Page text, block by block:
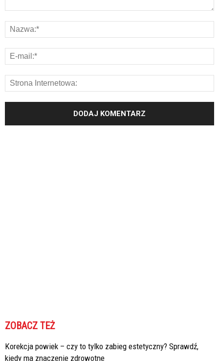
ZOBACZ TEŻ
Korekcja powiek – czy to tylko zabieg estetyczny? Sprawdź,
kiedy ma znaczenie zdrowotne